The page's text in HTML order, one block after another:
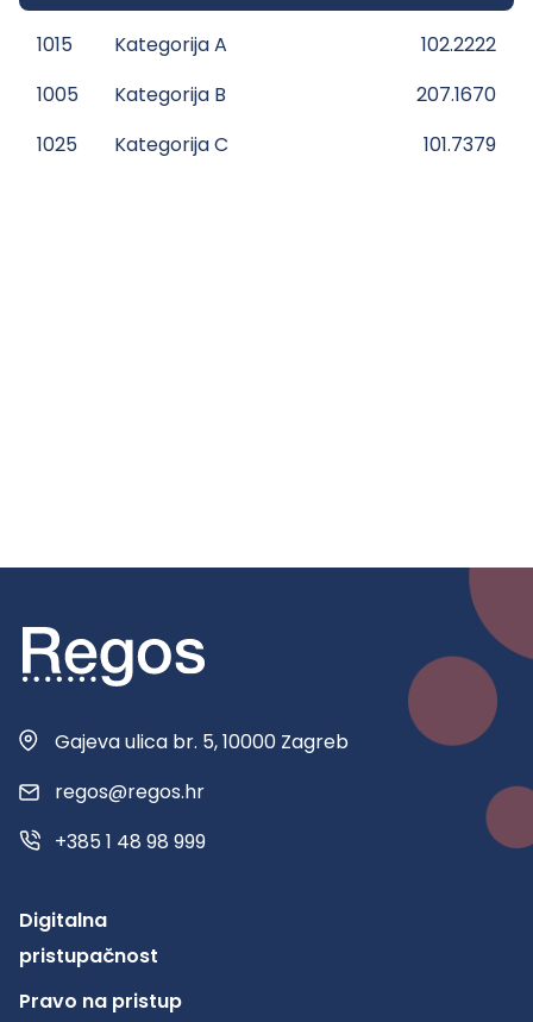
1015 Kategorija A
102.2222
1005
Kategorija B
207.1670
1025
Kategorija C 101.7379
Gajeva ulica br. 5, 10000 Zagreb
regos@regos.hr
+385 1 48 98 999
Digitalna
pristupačnost
Pravo na pristup